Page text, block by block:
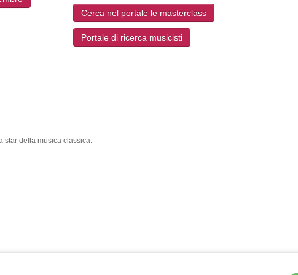
Cerca nel portale le masterclass
Portale di ricerca musicisti
star della musica classica: